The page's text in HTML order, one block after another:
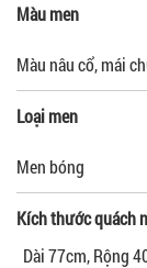
Màu men
Màu nâu cổ, mái
Loại men
Men bóng
Kích thước quách
Dài 77cm, Rộng